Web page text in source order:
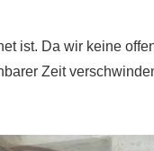
ist. Da wir keine
Zeit